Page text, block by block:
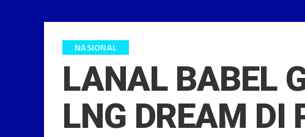
NASIONAL
LANAL BABEL
LNG DREAM DI